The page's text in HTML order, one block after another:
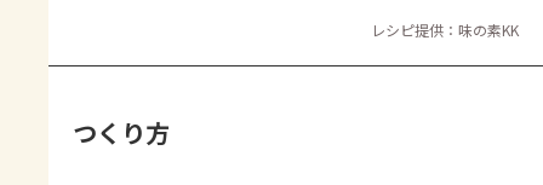
レシピ提供：味の素KK
つくり方